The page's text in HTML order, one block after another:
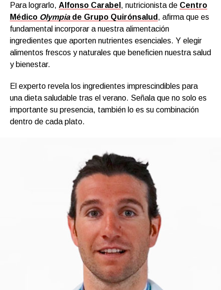
Para lograrlo, Alfonso Carabel , nutricionista de Centro
Médico Olympiade Grupo Quirónsalud , afirma que es
fundamental incorporar a nuestra alimentación
ingredientes que aporten nutrientes esenciales. Y elegir
alimentos frescos y naturales que beneficien nuestra salud
y bienestar.
El experto revela los ingredientes imprescindibles para
una dieta saludable tras el verano. Señala que no solo es
importante su presencia, también lo es su combinación
dentro de cada plato.